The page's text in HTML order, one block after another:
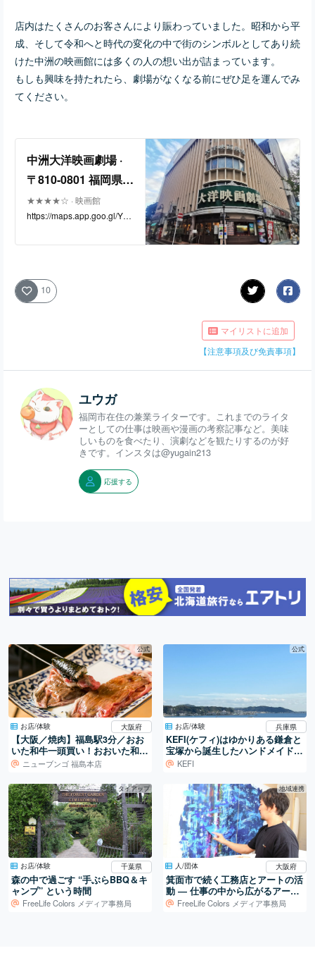
店内はたくさんのお客さんにより賑わっていました。昭和から平
成、そして令和へと時代の変化の中で街のシンボルとしてあり続
けた中洲の映画館には多くの人の想い出が詰まっています。
もしも興味を持たれたら、劇場がなくなる前にぜひ足を運んでみ
てください。
中洲大洋映画劇場 ·
〒810-0801 福岡県福
岡市博多区中洲４丁
目６−１８ 大洋映画
★★★★☆ · 映画館
https://maps.app.goo.gl/Ybr
10
マイリストに追加
【注意事項及び免責事項】
ユウガ
福岡市在住の兼業ライターです。これまでのライタ
ーとしての仕事は映画や漫画の考察記事など。美味
しいものを食べたり、演劇などを観たりするのが好
きです。インスタは@yugain213
応援する
公式
お店/体験 大阪府
【大阪／焼肉】福島駅3分／おお
いた和牛一頭買い！おおいた和牛
専門焼肉店。
ニューブンゴ 福島本店
公式
お店/体験 兵庫県
KEFI(ケフィ)はゆかりある鎌倉と
宝塚から誕生したハンドメイドブ
ランド
KEFI
タイアップ
お店/体験 千葉県
森の中で過ごす “手ぶらBBQ＆キ
ャンプ” という時間
FreeLife Colors メディア事務局
地域連携
人/団体 大阪府
箕面市で続く工務店とアートの活
動 ― 仕事の中から広がるアート
制作FreeLife Colors メディア事務局